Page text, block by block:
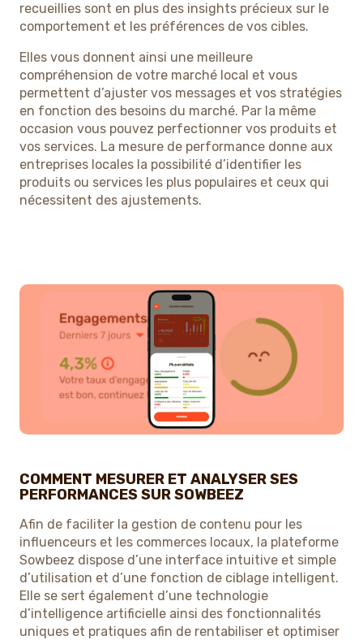
recueillies sont en plus des insights précieux sur le
comportement et les préférences de vos cibles.
Elles vous donnent ainsi une meilleure
compréhension de votre marché local et vous
permettent d’ajuster vos messages et vos stratégies
en fonction des besoins du marché. Par la même
occasion vous pouvez perfectionner vos produits et
vos services. La mesure de performance donne aux
entreprises locales la possibilité d’identifier les
produits ou services les plus populaires et ceux qui
nécessitent des ajustements.
COMMENT MESURER ET ANALYSER SES
PERFORMANCES SUR SOWBEEZ
Afin de faciliter la gestion de contenu pour les
influenceurs et les commerces locaux, la plateforme
Sowbeez dispose d’une interface intuitive et simple
d’utilisation et d’une fonction de ciblage intelligent.
Elle se sert également d’une technologie
d’intelligence artificielle ainsi des fonctionnalités
uniques et pratiques afin de rentabiliser et optimiser